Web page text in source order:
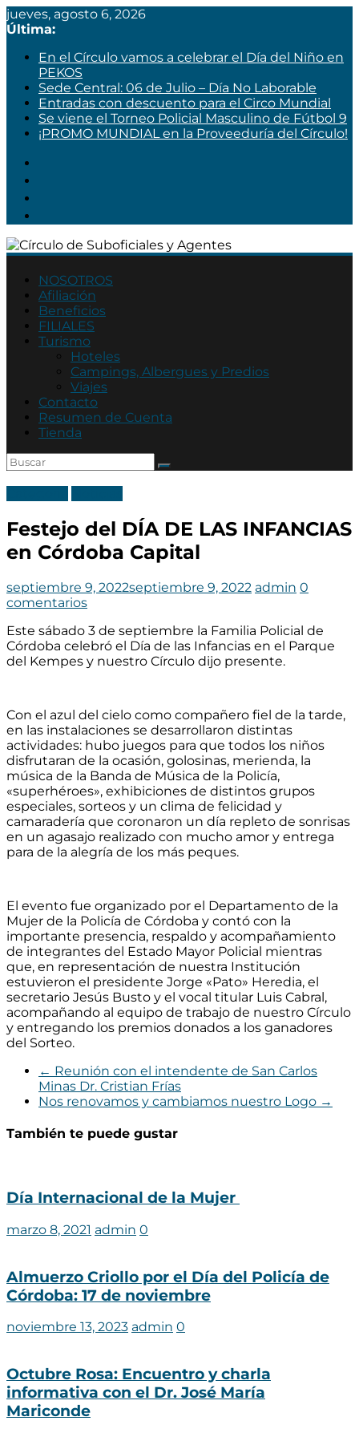
jueves, agosto 6, 2026
Última:
En el Círculo vamos a celebrar el Día del Niño en
PEKOS
Sede Central: 06 de Julio – Día No Laborable
Entradas con descuento para el Circo Mundial
Se viene el Torneo Policial Masculino de Fútbol 9
¡PROMO MUNDIAL en la Proveeduría del Círculo!
Círculo
de
Suboficiales
Agentes
Asociación
Policía
Córdoba
NOSOTROS
Afiliación
Beneficios
FILIALES
Turismo
Hoteles
Campings, Albergues y Predios
Viajes
Contacto
Resumen de Cuenta
Tienda
Festejo del DÍA DE LAS INFANCIAS
en Córdoba Capital
septiembre 9, 2022septiembre 9, 2022 admin 0
comentarios
Este sábado 3 de septiembre la Familia Policial de
Córdoba celebró el Día de las Infancias en el Parque
del Kempes y nuestro Círculo dijo presente.
Con el azul del cielo como compañero fiel de la tarde,
en las instalaciones se desarrollaron distintas
actividades: hubo juegos para que todos los niños
disfrutaran de la ocasión, golosinas, merienda, la
música de la Banda de Música de la Policía,
«superhéroes», exhibiciones de distintos grupos
especiales, sorteos y un clima de felicidad y
camaradería que coronaron un día repleto de sonrisas
en un agasajo realizado con mucho amor y entrega
para de la alegría de los más peques.
El evento fue organizado por el Departamento de la
Mujer de la Policía de Córdoba y contó con la
importante presencia, respaldo y acompañamiento
de integrantes del Estado Mayor Policial mientras
que, en representación de nuestra Institución
estuvieron el presidente Jorge «Pato» Heredia, el
secretario Jesús Busto y el vocal titular Luis Cabral,
acompañando al equipo de trabajo de nuestro Círculo
y entregando los premios donados a los ganadores
del Sorteo.
← Reunión con el intendente de San Carlos
Minas Dr. Cristian Frías
Nos renovamos y cambiamos nuestro Logo →
También te puede gustar
Día Internacional de la Mujer
marzo 8, 2021 admin 0
Almuerzo Criollo por el Día del Policía de
Córdoba: 17 de noviembre
noviembre 13, 2023 admin 0
Octubre Rosa: Encuentro y charla
informativa con el Dr. José María
Mariconde